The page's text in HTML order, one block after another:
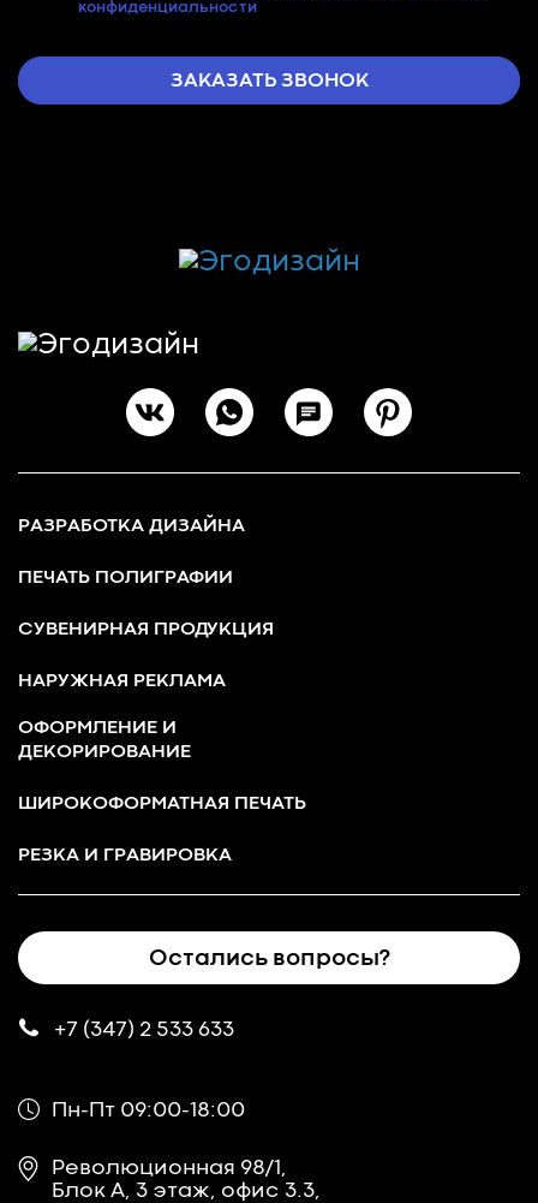
конфиденциальности
РАЗРАБОТКА ДИЗАЙНА
ПЕЧАТЬ ПОЛИГРАФИИ
СУВЕНИРНАЯ ПРОДУКЦИЯ
НАРУЖНАЯ РЕКЛАМА
РЕЗКА И ГРАВИРОВКА
ШИРОКОФОРМАТНАЯ ПЕЧАТЬ
ОФОРМЛЕНИЕ И
ДЕКОРИРОВАНИЕ
Остались вопросы?
+7 (347) 2 533 633
Пн-Пт 09:00-18:00
Революционная 98/1,
Блок А, 3 этаж, офис 3.3,